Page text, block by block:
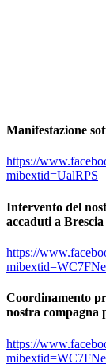
Manifestazione
https://
mibextid=UalRPS
Intervento del
accaduti a Brescia
https://
mibextid=WC7FNe
Coordinamento
nostra compagna
https://
mibextid=WC7FNe